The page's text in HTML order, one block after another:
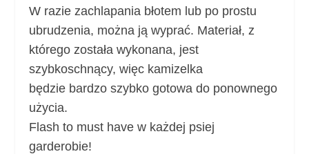
W razie zachlapania błotem lub po prostu
ubrudzenia, można ją wyprać. Materiał, z
którego została wykonana, jest
szybkoschnący, więc kamizelka
będzie bardzo szybko gotowa do ponownego
użycia.
Flash to must have w każdej psiej
garderobie!